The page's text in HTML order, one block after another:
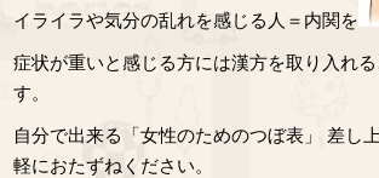
イライラや気分の乱れを感じる人＝内関を
症状が重いと感じる方には漢方を取り入れ
す。
自分で出来る「女性のためのつぼ表」 差し
軽におたずねください。